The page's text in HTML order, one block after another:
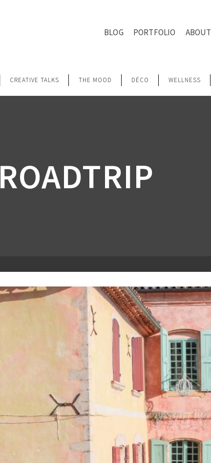
BLOG PORTFOLIO ABOUT
CREATIVE TALKS THE MOOD DÉCO WELLNESS
ROADTRIP